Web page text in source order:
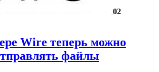
02
Wire теперь можно
файлы